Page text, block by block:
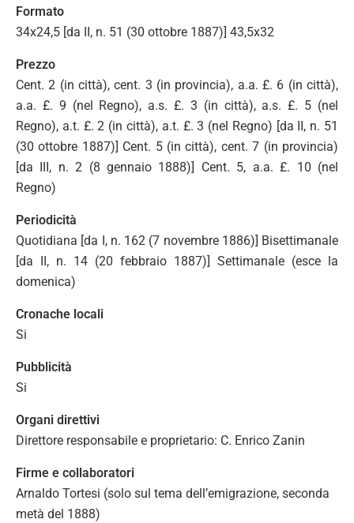
Formato
34x24,5 [da II, n. 51 (30 ottobre 1887)] 43,5x32
Prezzo
Cent. 2 (in città), cent. 3 (in provincia), a.a. £. 6 (in città),
a.a. £. 9 (nel Regno), a.s. £. 3 (in città), a.s. £. 5 (nel
Regno), a.t. £. 2 (in città), a.t. £. 3 (nel Regno) [da II, n. 51
(30 ottobre 1887)] Cent. 5 (in città), cent. 7 (in provincia)
[da III, n. 2 (8 gennaio 1888)] Cent. 5, a.a. £. 10 (nel
Regno)
Periodicità
Quotidiana [da I, n. 162 (7 novembre 1886)] Bisettimanale
[da II, n. 14 (20 febbraio 1887)] Settimanale (esce la
domenica)
Cronache locali
Si
Pubblicità
Si
Organi direttivi
Direttore responsabile e proprietario: C. Enrico Zanin
Firme e collaboratori
Arnaldo Tortesi (solo sul tema dell’emigrazione, seconda
metà del 1888)